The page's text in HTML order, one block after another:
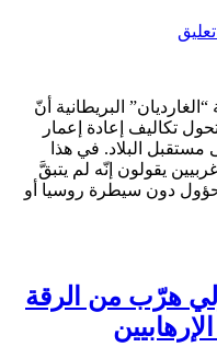
البريطانية أنّ
تكاليف إعادة إعمار
البلاد. في هذا
يقولون إنّه لم يتبقَّ
دون سيطرة روسيا أو
هرّب من الرقة